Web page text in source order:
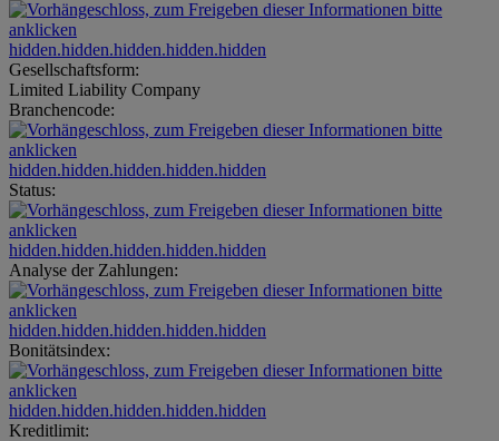
hidden.hidden.hidden.hidden.hidden
Gesellschaftsform:
Limited Liability Company
Branchencode:
hidden.hidden.hidden.hidden.hidden
Status:
hidden.hidden.hidden.hidden.hidden
Analyse der Zahlungen:
hidden.hidden.hidden.hidden.hidden
Bonitätsindex:
hidden.hidden.hidden.hidden.hidden
Kreditlimit: